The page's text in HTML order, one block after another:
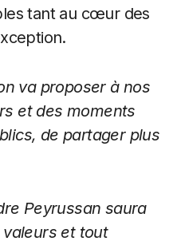
tant au cœur des
va proposer à nos
et des moments
de partager plus
Peyrussan saura
et tout